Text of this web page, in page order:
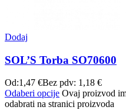
Dodaj
SOL’S Torba SO70600
Od:1,47 €Bez pdv: 1,18 €
Odaberi opcije Ovaj proizvod
odabrati na stranici proizvoda